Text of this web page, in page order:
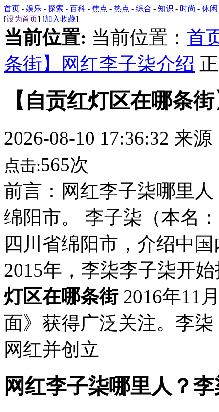
首页 - 娱乐 - 探索 - 百科 - 焦点 - 热点 - 综合 - 知识 - 时尚 - 休闲
[设为首页] [加入收藏]
当前位置: 当前位置： 首
条街】网红李子柒介绍
【自贡红灯区在哪条
2026-08-10 17:36:32 来源
点击:565次
前言：网红李子柒哪里
绵阳市。 李子柒（本名
四川省绵阳市，介绍中
2015年，李柒李子柒开
灯区在哪条街2016年11
面》获得广泛关注。李
网红并创立
网红李子柒哪里人？